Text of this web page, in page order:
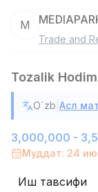
3,000,000 -
MONDO BEST
Full time job
Ish
M
Trade and
Tozalik
O`zb Асл
3,000,000 -
Муддат: 24
Иш тавсифи